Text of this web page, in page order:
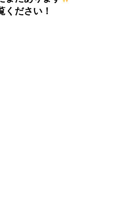
ください！